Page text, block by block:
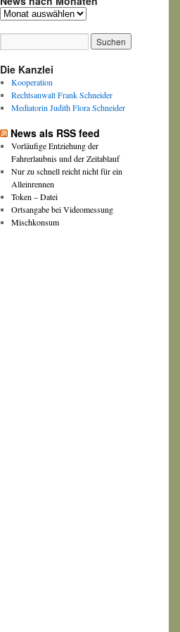
News
Die Kanzlei
Kooperation
Rechtsanwalt Frank Schneider
Mediatorin Judith Flora Schneider
News als RSS feed
Vorläufige Entziehung der
Fahrerlaubnis und der Zeitablauf
Nur zu schnell reicht nicht für ein
Alleinrennen
Token – Datei
Ortsangabe bei Videomessung
Mischkonsum